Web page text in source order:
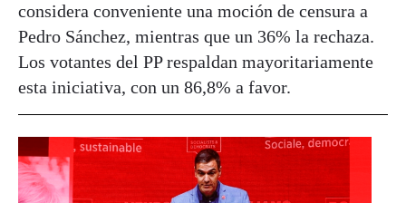
considera conveniente una moción de censura a
Pedro Sánchez, mientras que un 36% la rechaza.
Los votantes del PP respaldan mayoritariamente
esta iniciativa, con un 86,8% a favor.